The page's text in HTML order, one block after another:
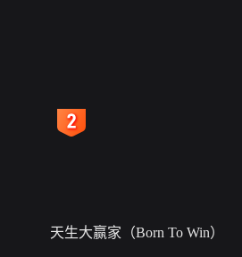
天生大赢家（Born To Win）